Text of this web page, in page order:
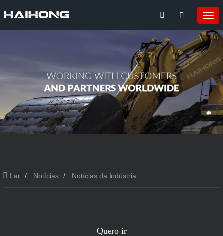
Lar Notícias Notícias da Indústria
Quero ir